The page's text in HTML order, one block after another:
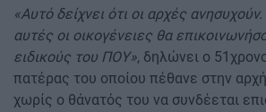
«Αυτό δείχνει ότι οι αρχές
αυτές οι οικογένειες θα
ειδικούς του ΠΟΥ», δηλώνει ο
πατέρας του οποίου πέθανε στην
χωρίς ο θάνατός του να συνδέεται